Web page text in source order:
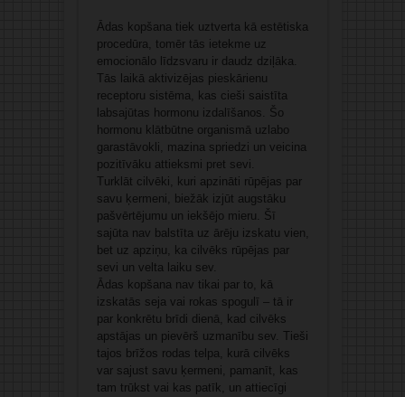
Ādas kopšana tiek uztverta kā estētiska
procedūra, tomēr tās ietekme uz
emocionālo līdzsvaru ir daudz dziļāka.
Tās laikā aktivizējas pieskārienu
receptoru sistēma, kas cieši saistīta
labsajūtas hormonu izdalīšanos. Šo
hormonu klātbūtne organismā uzlabo
garastāvokli, mazina spriedzi un veicina
pozitīvāku attieksmi pret sevi.
Turklāt cilvēki, kuri apzināti rūpējas par
savu ķermeni, biežāk izjūt augstāku
pašvērtējumu un iekšējo mieru. Šī
sajūta nav balstīta uz ārēju izskatu vien,
bet uz apziņu, ka cilvēks rūpējas par
sevi un velta laiku sev.
Ādas kopšana nav tikai par to, kā
izskatās seja vai rokas spogulī – tā ir
par konkrētu brīdi dienā, kad cilvēks
apstājas un pievērš uzmanību sev. Tieši
tajos brīžos rodas telpa, kurā cilvēks
var sajust savu ķermeni, pamanīt, kas
tam trūkst vai kas patīk, un attiecīgi